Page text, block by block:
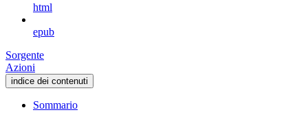
html
epub
Sorgente
Azioni
indice dei contenuti
Sommario